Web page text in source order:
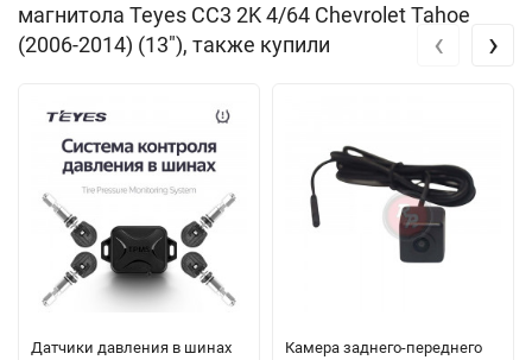
магнитола Teyes CC3 2K 4/64 Chevrolet Tahoe
(2006-2014) (13"), также купили
Датчики давления в шинах
Камера заднего-переднего
‹ ›